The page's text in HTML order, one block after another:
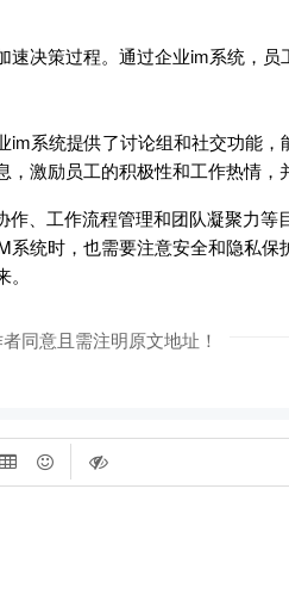
决策过程。通过企业im系统，
系统提供了讨论组和社交功能
激励员工的积极性和工作热情，
、工作流程管理和团队凝聚力等
统时，也需要注意安全和隐私
同意且需注明原文地址！